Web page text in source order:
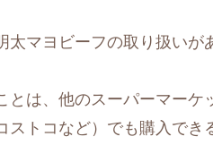
マヨビーフの取り扱いが
とは、他のスーパーマーケ
トコなど）でも購入でき